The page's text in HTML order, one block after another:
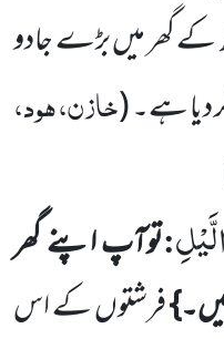
گھر میں بڑے جادو
دیا ہے۔(خازن، ہود،
:توآپ اپنے گھر
فرشتوں کے اس